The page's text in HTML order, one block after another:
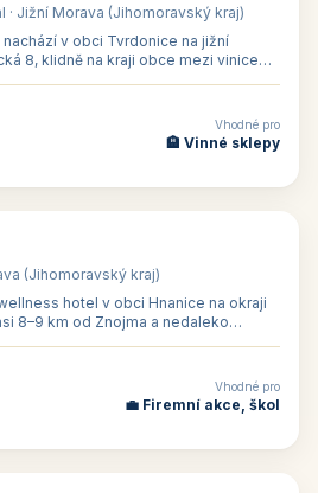
· Jižní Morava (Jihomoravský kraj)
v obci Tvrdonice na jižní
8, klidně na kraji obce mezi vinicemi,
Vhodné pro
🏨 Vinné sklepy
(Jihomoravský kraj)
hotel v obci Hnanice na okraji
8–9 km od Znojma a nedaleko
Vhodné pro
💼 Firemní akce, škol